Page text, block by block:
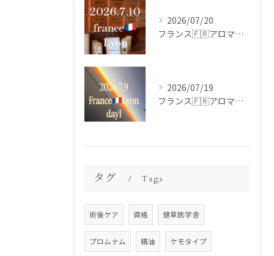
2026/07/20
フランス🇫🇷アロマ研修ツアー𝗱𝗮𝘆𝟮
2026/07/19
フランス🇫🇷アロマ研修ツアー𝗱𝗮𝘆𝟭
タグ Tags
術後ケア 資格 健草医学舎
プロムナム 精油 ケモタイプ